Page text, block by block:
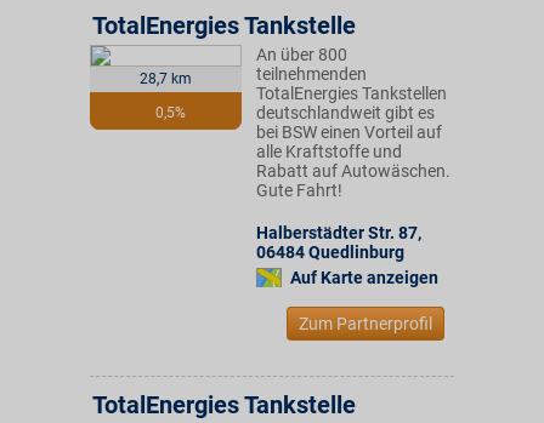
28,7 km
0,5%
TotalEnergies Tankstelle
An über 800
teilnehmenden
TotalEnergies Tankstellen
deutschlandweit gibt es
bei BSW einen Vorteil auf
alle Kraftstoffe und
Rabatt auf Autowäschen.
Gute Fahrt!
Halberstädter Str. 87,
06484Quedlinburg
Auf Karte anzeigen
Zum Partnerprofil
TotalEnergies Tankstelle